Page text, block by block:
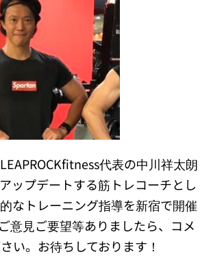
代表の中川祥太朗
ップデートする筋トレコーチとし
なトレーニング指導を新宿で開催
意見ご要望等ありましたら、コメ
い。お待ちしております！